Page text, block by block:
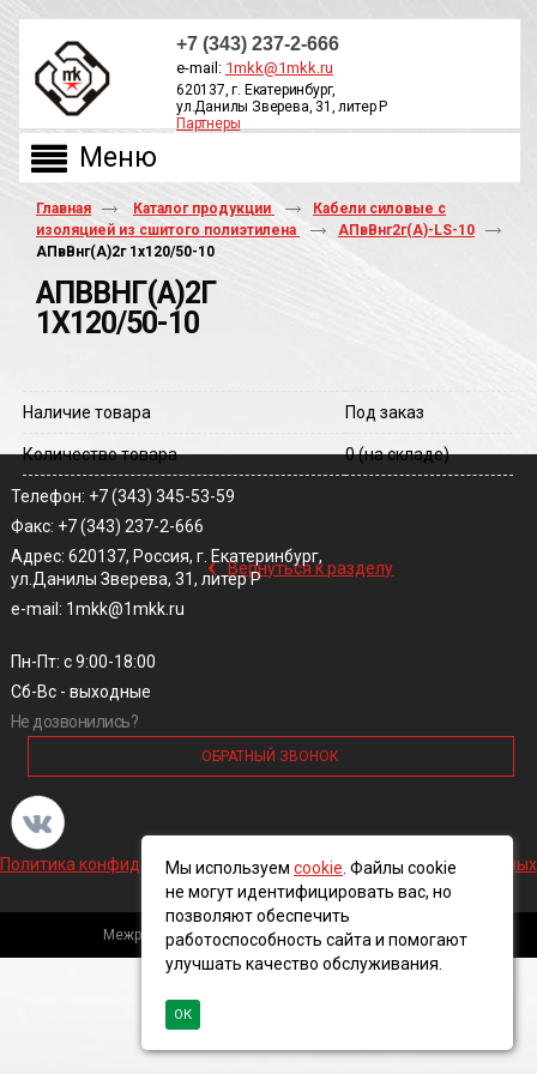
+7 (343) 237-2-666
e-mail: 1mkk@1mkk.ru
620137, г. Екатеринбург,
ул.Данилы Зверева, 31, литер Р
Партнеры
Главная Каталог продукции
Кабели силовые с
изоляцией из сшитого полиэтилена
АПвВнг2г(А)-LS-10
АПвВнг(A)2г 1х120/50-10
АПВВНГ(A)2Г
1Х120/50-10
Наличие товара Под заказ
Количество товара 0(на складе)
‹ Вернуться к разделу
Телефон: +7 (343) 345-53-59
Факс: +7 (343) 237-2-666
Адрес: 620137, Россия, г. Екатеринбург,
ул.Данилы Зверева, 31, литер Р
e-mail: 1mkk@1mkk.ru
Пн-Пт: с 9:00-18:00
Сб-Вс - выходные
Не дозвонились?
ОБРАТНЫЙ ЗВОНОК
Политика конфиденциальности и обработки персональных данных
Межрегиональная кабельная компания, 2016 ©
Мы используем cookie . Файлы cookie
не могут идентифицировать вас, но
позволяют обеспечить
работоспособность сайта и помогают
улучшать качество обслуживания.
ОК